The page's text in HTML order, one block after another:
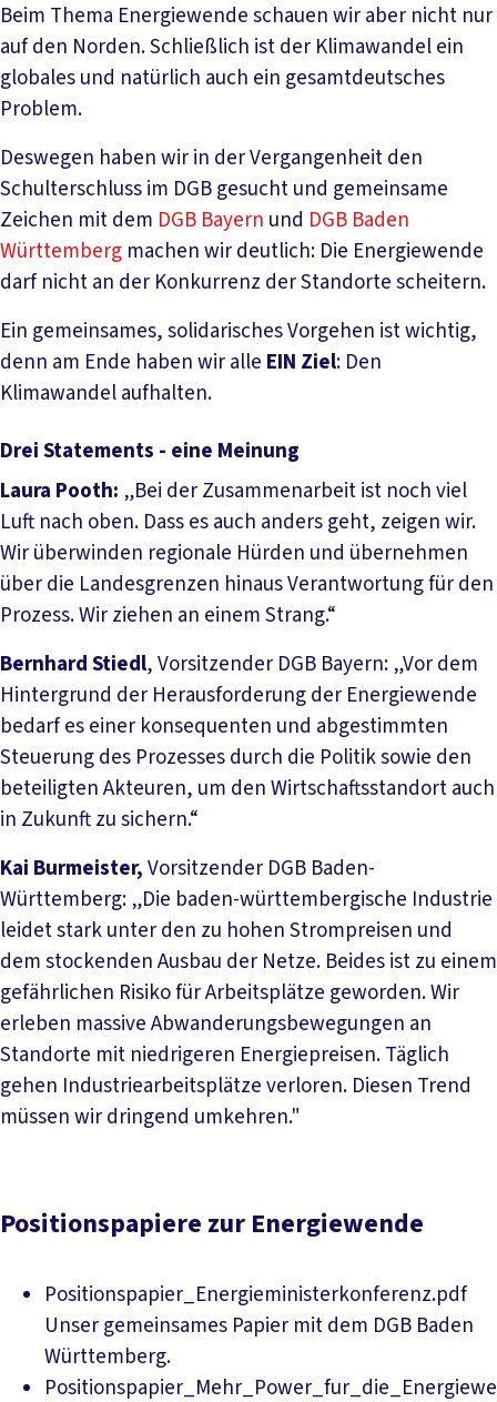
Beim Thema Energiewende schauen wir aber nicht nur
auf den Norden. Schließlich ist der Klimawandel ein
globales und natürlich auch ein gesamtdeutsches
Problem.
Deswegen haben wir in der Vergangenheit den
Schulterschluss im DGB gesucht und gemeinsame
Zeichen mit dem DGB Bayern und DGB Baden
Württemberg machen wir deutlich: Die Energiewende
darf nicht an der Konkurrenz der Standorte scheitern.
Ein gemeinsames, solidarisches Vorgehen ist wichtig,
denn am Ende haben wir alle EIN Ziel: Den
Klimawandel aufhalten.
Drei Statements - eine Meinung
Laura Pooth: „Bei der Zusammenarbeit ist noch viel
Luft nach oben. Dass es auch anders geht, zeigen wir.
Wir überwinden regionale Hürden und übernehmen
über die Landesgrenzen hinaus Verantwortung für den
Prozess. Wir ziehen an einem Strang.“
Bernhard Stiedl, Vorsitzender DGB Bayern: „Vor dem
Hintergrund der Herausforderung der Energiewende
bedarf es einer konsequenten und abgestimmten
Steuerung des Prozesses durch die Politik sowie den
beteiligten Akteuren, um den Wirtschaftsstandort auch
in Zukunft zu sichern.“
Kai Burmeister,Vorsitzender DGB Baden-
Württemberg: „Die baden-württembergische Industrie
leidet stark unter den zu hohen Strompreisen und
dem stockenden Ausbau der Netze. Beides ist zu einem
gefährlichen Risiko für Arbeitsplätze geworden. Wir
erleben massive Abwanderungsbewegungen an
Standorte mit niedrigeren Energiepreisen. Täglich
gehen Industriearbeitsplätze verloren. Diesen Trend
müssen wir dringend umkehren."
Positionspapiere zur Energiewende
Positionspapier_Energieministerkonferenz.pdf
Unser gemeinsames Papier mit dem DGB Baden
Württemberg.Download PDF